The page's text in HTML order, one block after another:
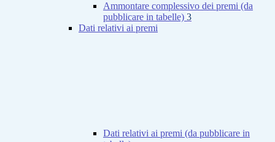
Ammontare complessivo dei premi (da
pubblicare in tabelle) 3
Dati relativi ai premi
Dati relativi ai premi (da pubblicare in